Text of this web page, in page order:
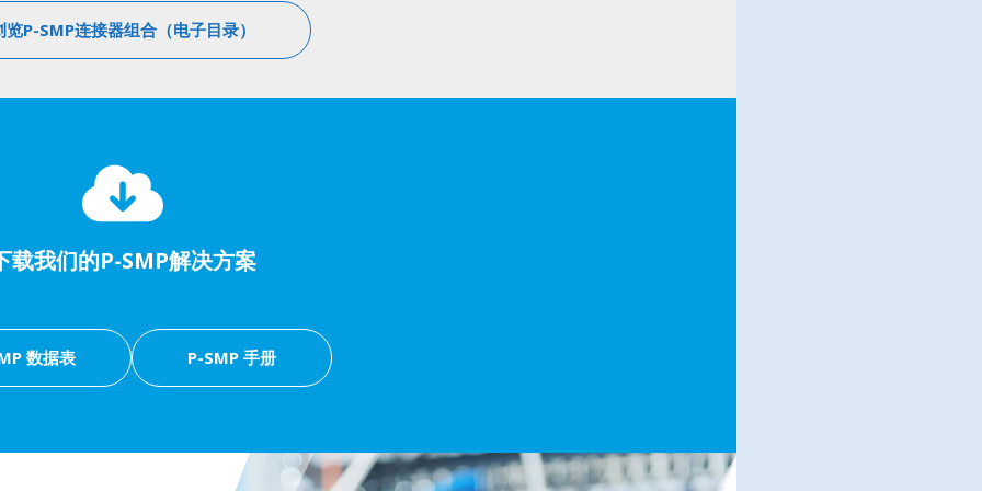
览P-SMP连接器组合（电子目录）
载我们的P-SMP解决方案
数据表 P-SMP 手册